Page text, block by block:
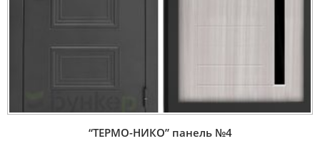
“ТЕРМО-НИКО” панель №4